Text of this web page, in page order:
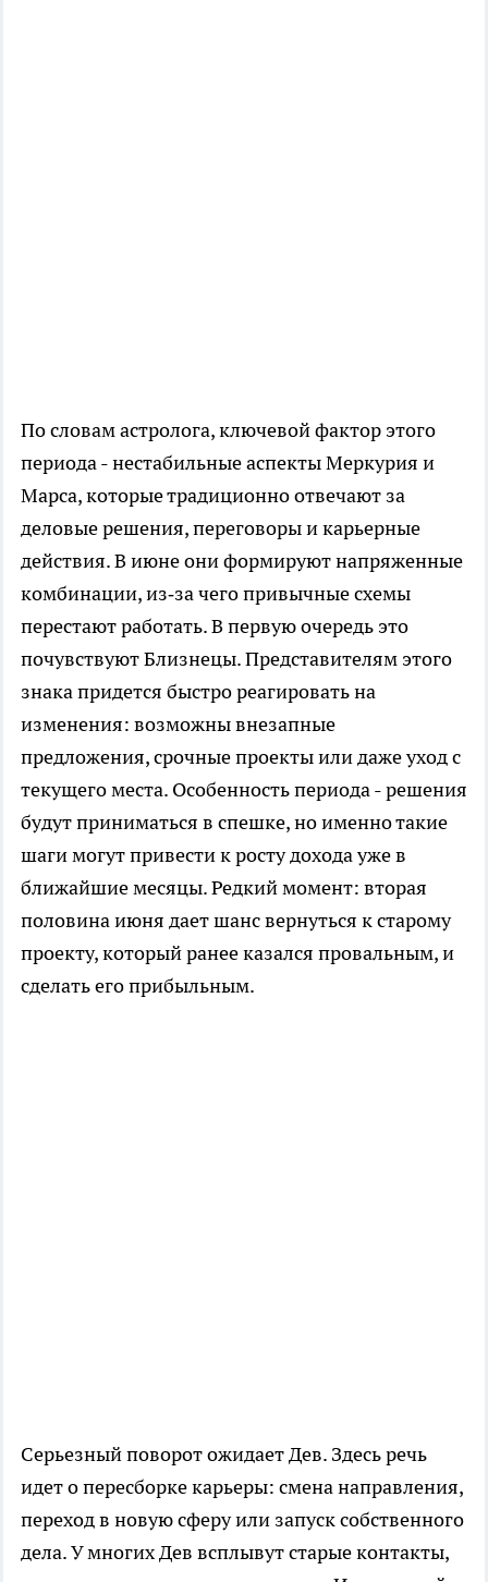
По словам астролога, ключевой фактор этого
периода - нестабильные аспекты Меркурия и
Марса, которые традиционно отвечают за
деловые решения, переговоры и карьерные
действия. В июне они формируют напряженные
комбинации, из‑за чего привычные схемы
перестают работать. В первую очередь это
почувствуют Близнецы. Представителям этого
знака придется быстро реагировать на
изменения: возможны внезапные
предложения, срочные проекты или даже уход с
текущего места. Особенность периода - решения
будут приниматься в спешке, но именно такие
шаги могут привести к росту дохода уже в
ближайшие месяцы. Редкий момент: вторая
половина июня дает шанс вернуться к старому
проекту, который ранее казался провальным, и
сделать его прибыльным.
Серьезный поворот ожидает Дев. Здесь речь
идет о пересборке карьеры: смена направления,
переход в новую сферу или запуск собственного
дела. У многих Дев всплывут старые контакты,